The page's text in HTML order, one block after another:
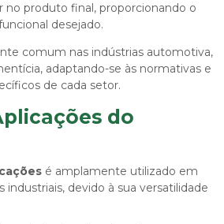
no produto final, proporcionando o
desejado.
comum nas indústrias automotiva,
adaptando-se às normativas e
de cada setor.
do
é amplamente utilizado em
devido à sua versatilidade